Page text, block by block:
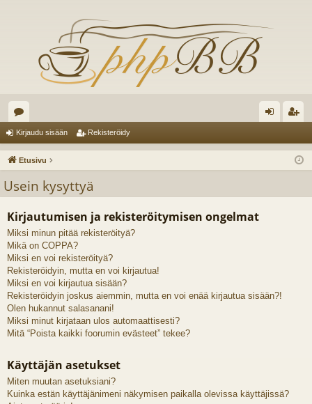
es
ku
el
ua
lu
ee
t
au
si
ist
öi
Kirjaudu sisään Rekisteröidy
Etusivu
Usein kysyttyä
Kirjautumisen ja rekisteröitymisen ongelmat
Miksi minun pitää rekisteröityä?
Mikä on COPPA?
Miksi en voi rekisteröityä?
Rekisteröidyin, mutta en voi kirjautua!
Miksi en voi kirjautua sisään?
Rekisteröidyin joskus aiemmin, mutta en voi enää kirjautua sisään?!
Olen hukannut salasanani!
Miksi minut kirjataan ulos automaattisesti?
Mitä “Poista kaikki foorumin evästeet” tekee?
Käyttäjän asetukset
Miten muutan asetuksiani?
Kuinka estän käyttäjänimeni näkymisen paikalla olevissa käyttäjissä?